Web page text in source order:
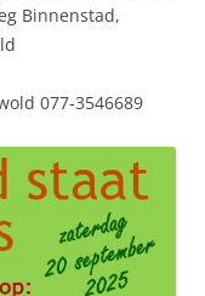
Binnenstad,
077-3546689